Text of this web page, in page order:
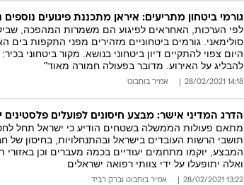
גורמי ביטחון מתריעים: איראן מתכננת פיגועים
לפי הערכות, האחראים לפיגוע הם משמרות המהפכה,
סולימאני. גורמים ביטחוניים מזהירים מפני התקפות בים
היום צפוי להתקיים דיון ביטחוני בנושא. מקור ביטחוני
להבליג על האירוע. מדובר בפעולה חמורה מאוד"
14:18 28/02/2021 אמיר בוחבוט
הדרג המדיני אישר: מבצע חיסונים לפועלים פלסטינים
מתאם פעולות הממשלה בשטחים הודיע כי ישראל תחל
תושבי הרשות העובדים בישראל ובהתנחלויות, בחיסון
המבצע, יוקמו מתחמים יעודיים בכמה מעברים וכן באזורי
ואלה יתופעלו על ידי צוותי רפואה ישראלים
13:22 28/02/2021 אמיר בוחבוט ברק רביד